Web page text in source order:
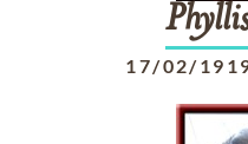
17/02/